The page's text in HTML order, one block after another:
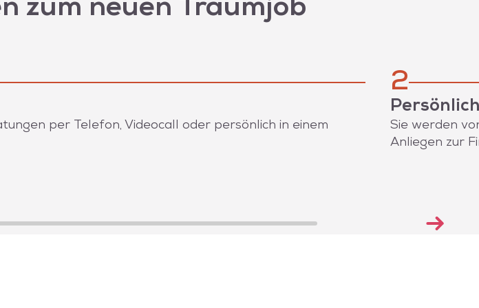
zum neuen Traumjob
per Telefon, Videocall oder persönlich in einem
2
Sie werden
Anliegen zur